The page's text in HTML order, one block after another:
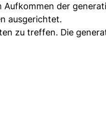
der
ausgerichtet.
zu treffen. Die